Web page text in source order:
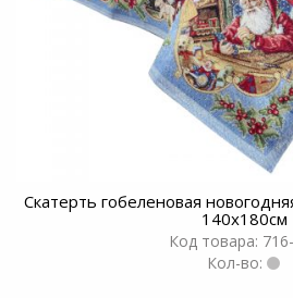
Скатерть гобеленовая
140х180см
Код товара:
Кол-во: